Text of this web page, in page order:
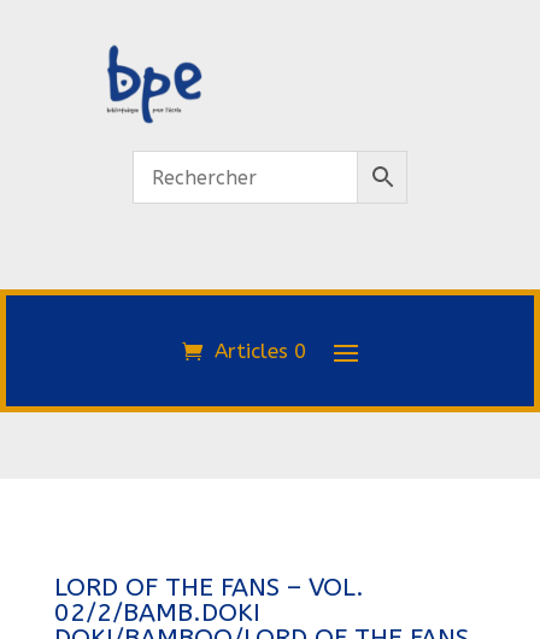
Articles 0
LORD OF THE FANS – VOL.
02/2/BAMB.DOKI